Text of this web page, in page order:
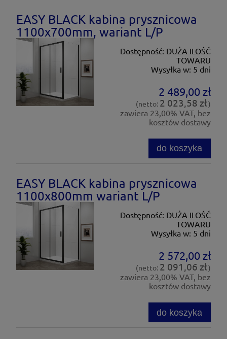
EASY BLACK kabina prysznicowa
1100x700mm, wariant L/P
Dostępność: DUŻA ILOŚĆ
TOWARU
Wysyłka w: 5 dni
2 489,00 zł
(netto: 2 023,58 zł)
zawiera 23,00% VAT, bez
kosztów dostawy
do koszyka
EASY BLACK kabina prysznicowa
1100x800mm wariant L/P
Dostępność: DUŻA ILOŚĆ
TOWARU
Wysyłka w: 5 dni
2 572,00 zł
(netto: 2 091,06 zł)
zawiera 23,00% VAT, bez
kosztów dostawy
do koszyka